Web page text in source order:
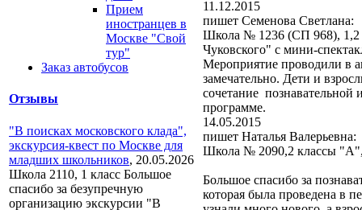
Прием
иностранцев в
Москве "Свой
тур"
Заказ автобусов
Отзывы
"В поисках московского клада",
экскурсия-квест по Москве для
младших школьников, 20.05.2026
Школа 2110, 1 класс Большое
спасибо за безупречную
организацию экскурсии "В
11.12.2015
пишет Семенова Светлана:
Школа № 1236 (СП 968), 1,2
Чуковского" с мини-
Мероприятие проводили в
замечательно. Дети и
сочетание познавательной
программе.
14.05.2015
пишет Наталья Валерьевна:
Школа № 2090,2 классы
Большое спасибо за
которая была проведена в